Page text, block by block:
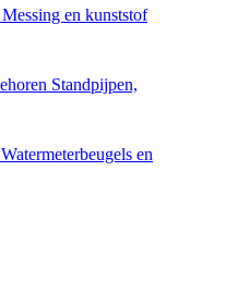
Messing en kunststof
Standpijpen,
Watermeterbeugels en